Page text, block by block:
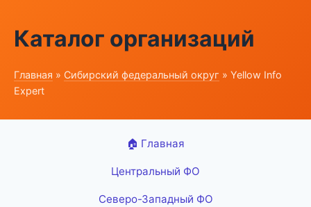
Каталог организаций
Главная » Сибирский федеральный округ » Yellow Info
Expert
🏠 Главная
Центральный ФО
Северо-Западный ФО